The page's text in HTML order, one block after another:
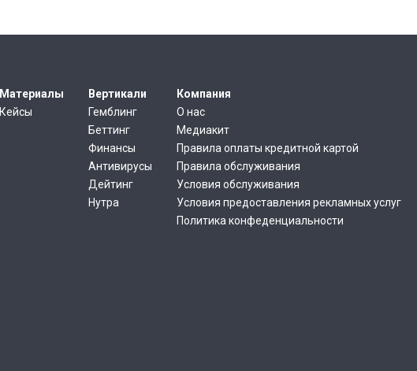
Материалы
Кейсы
Вертикали
Гемблинг
Беттинг
Финансы
Антивирусы
Дейтинг
Нутра
Компания
О нас
Медиакит
Правила оплаты кредитной картой
Правила обслуживания
Условия обслуживания
Условия предоставления рекламных услуг
Политика конфеденциальности